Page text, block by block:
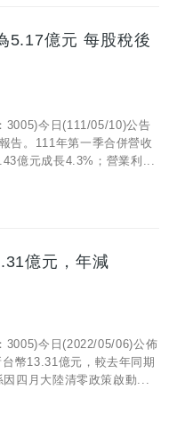
5.17億元 每股稅後
3005)今日(111/05/10)公告
告。111年第一季合併營收
億元成長4.3%；營業利...
億元，年減
3005)今日(2022/05/06)公佈
幣13.31億元，較去年同期
四月大陸清零政策啟動...